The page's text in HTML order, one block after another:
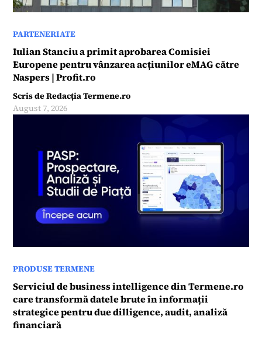
PARTENERIATE
Iulian Stanciu a primit aprobarea Comisiei
Europene pentru vânzarea acțiunilor eMAG către
Naspers | Profit.ro
Scris deRedacția Termene.ro
August 7, 2026
PRODUSE TERMENE
Serviciul de business intelligence din Termene.ro
care transformă datele brute în informații
strategice pentru due dilligence, audit, analiză
financiară